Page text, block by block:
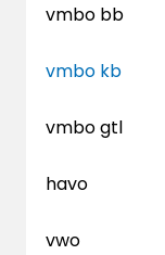
vmbo bb
vmbo kb
vmbo gtl
havo
vwo